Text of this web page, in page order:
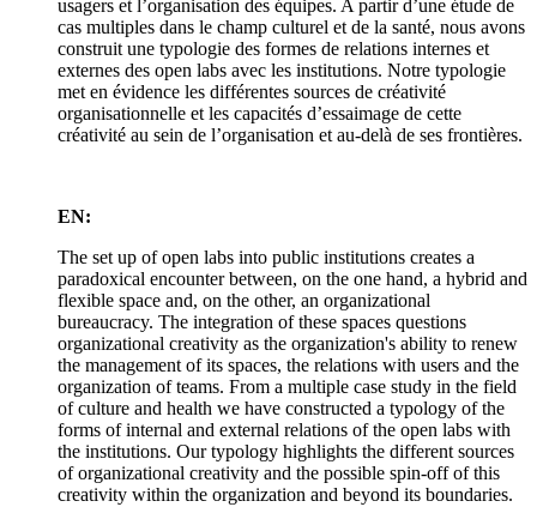
usagers et l’organisation des équipes. A partir d’une étude de
cas multiples dans le champ culturel et de la santé, nous avons
construit une typologie des formes de relations internes et
externes des open labs avec les institutions. Notre typologie
met en évidence les différentes sources de créativité
organisationnelle et les capacités d’essaimage de cette
créativité au sein de l’organisation et au-delà de ses frontières.
EN:
The set up of open labs into public institutions creates a
paradoxical encounter between, on the one hand, a hybrid and
flexible space and, on the other, an organizational
bureaucracy. The integration of these spaces questions
organizational creativity as the organization's ability to renew
the management of its spaces, the relations with users and the
organization of teams. From a multiple case study in the field
of culture and health we have constructed a typology of the
forms of internal and external relations of the open labs with
the institutions. Our typology highlights the different sources
of organizational creativity and the possible spin-off of this
creativity within the organization and beyond its boundaries.